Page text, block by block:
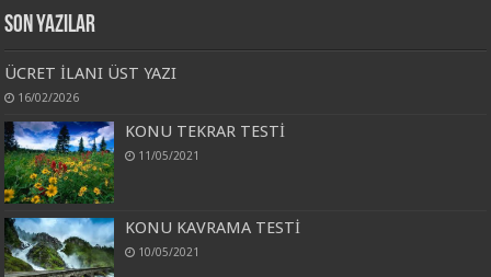
Son Yazılar
ÜCRET İLANI ÜST YAZI
16/02/2026
KONU TEKRAR TESTİ
11/05/2021
KONU KAVRAMA TESTİ
10/05/2021